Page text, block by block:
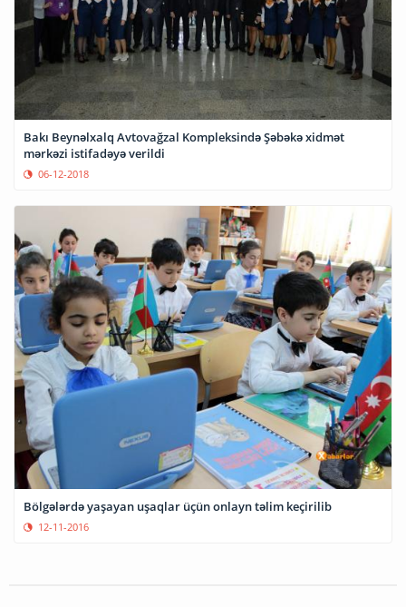
Bakı Beynəlxalq Avtovağzal Kompleksində Şəbəkə xidmət
mərkəzi istifadəyə verildi
06-12-2018
Bölgələrdə yaşayan uşaqlar üçün onlayn təlim keçirilib
12-11-2016